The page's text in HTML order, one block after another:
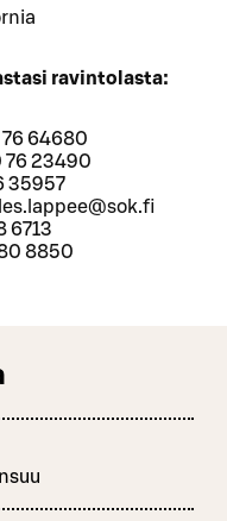
ravintolasta:
76 64680
76 23490
35957
6713
8850